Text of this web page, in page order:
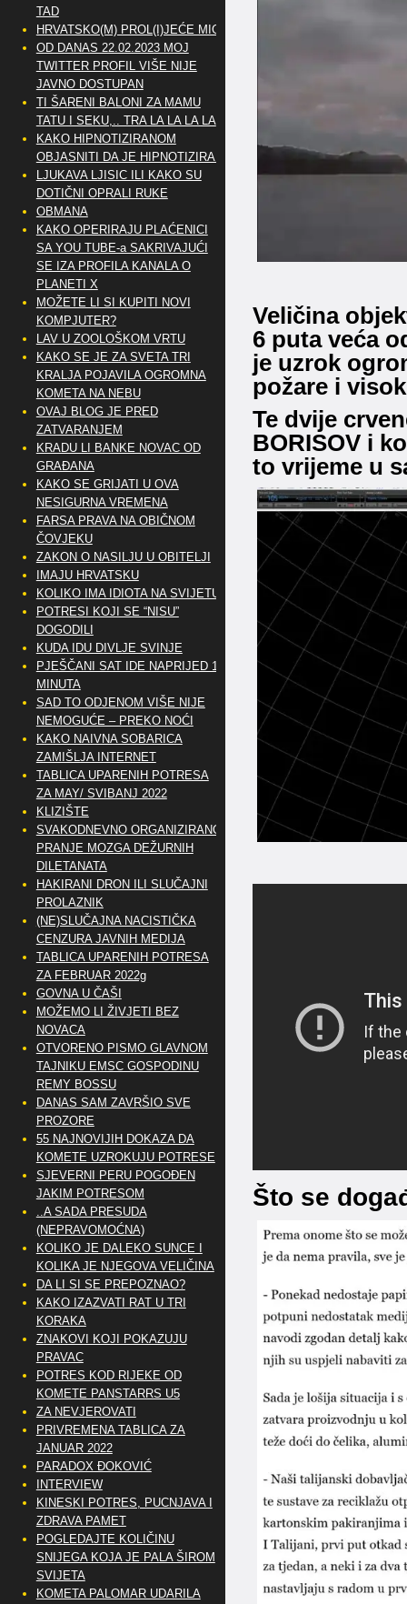
Veličina
6 puta veća
je uzrok
požare i
Te dvije
BORISOV i
to vrijeme u
Što se
TAD
HRVATSKO(M) PROL(I)JEĆE MIG
OD DANAS 22.02.2023 MOJ
TWITTER PROFIL VIŠE NIJE
JAVNO DOSTUPAN
TI ŠARENI BALONI ZA MAMU
TATU I SEKU,.. TRA LA LA LA LA
KAKO HIPNOTIZIRANOM
OBJASNITI DA JE HIPNOTIZIRAN
LJUKAVA LJISIC ILI KAKO SU
DOTIČNI OPRALI RUKE
OBMANA
KAKO OPERIRAJU PLAĆENICI
SA YOU TUBE-a SAKRIVAJUĆI
SE IZA PROFILA KANALA O
PLANETI X
MOŽETE LI SI KUPITI NOVI
KOMPJUTER?
LAV U ZOOLOŠKOM VRTU
KAKO SE JE ZA SVETA TRI
KRALJA POJAVILA OGROMNA
KOMETA NA NEBU
OVAJ BLOG JE PRED
ZATVARANJEM
KRADU LI BANKE NOVAC OD
GRAĐANA
KAKO SE GRIJATI U OVA
NESIGURNA VREMENA
FARSA PRAVA NA OBIČNOM
ČOVJEKU
ZAKON O NASILJU U OBITELJI
IMAJU HRVATSKU
KOLIKO IMA IDIOTA NA SVIJETU?
POTRESI KOJI SE “NISU”
DOGODILI
KUDA IDU DIVLJE SVINJE
PJEŠČANI SAT IDE NAPRIJED 10
MINUTA
SAD TO ODJENOM VIŠE NIJE
NEMOGUĆE – PREKO NOĆI
KAKO NAIVNA SOBARICA
ZAMIŠLJA INTERNET
TABLICA UPARENIH POTRESA
ZA MAY/ SVIBANJ 2022
KLIZIŠTE
SVAKODNEVNO ORGANIZIRANO
PRANJE MOZGA DEŽURNIH
DILETANATA
HAKIRANI DRON ILI SLUČAJNI
PROLAZNIK
(NE)SLUČAJNA NACISTIČKA
CENZURA JAVNIH MEDIJA
TABLICA UPARENIH POTRESA
ZA FEBRUAR 2022g
GOVNA U ČAŠI
MOŽEMO LI ŽIVJETI BEZ
NOVACA
OTVORENO PISMO GLAVNOM
TAJNIKU EMSC GOSPODINU
REMY BOSSU
DANAS SAM ZAVRŠIO SVE
PROZORE
55 NAJNOVIJIH DOKAZA DA
KOMETE UZROKUJU POTRESE
SJEVERNI PERU POGOĐEN
JAKIM POTRESOM
..A SADA PRESUDA
(NEPRAVOMOĆNA)
KOLIKO JE DALEKO SUNCE I
KOLIKA JE NJEGOVA VELIČINA
DA LI SI SE PREPOZNAO?
KAKO IZAZVATI RAT U TRI
KORAKA
ZNAKOVI KOJI POKAZUJU
PRAVAC
POTRES KOD RIJEKE OD
KOMETE PANSTARRS U5
ZA NEVJEROVATI
PRIVREMENA TABLICA ZA
JANUAR 2022
PARADOX ĐOKOVIĆ
INTERVIEW
KINESKI POTRES, PUCNJAVA I
ZDRAVA PAMET
POGLEDAJTE KOLIČINU
SNIJEGA KOJA JE PALA ŠIROM
SVIJETA
KOMETA PALOMAR UDARILA